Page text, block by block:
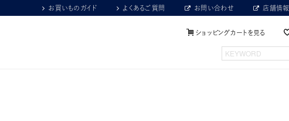
お買いものガイド よくあるご質問 お問い合わせ 店舗情報
ショッピングカートを見る